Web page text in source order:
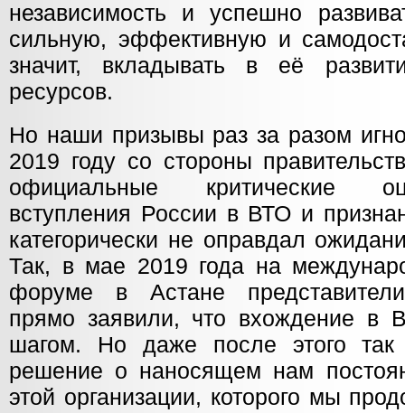
независимость и успешно
сильную, эффективную и
значит, вкладывать в её
ресурсов.
Но наши призывы раз за разом
2019 году со стороны
официальные критические
вступления России в ВТО и
категорически не оправдал
Так, в мае 2019 года на
форуме в Астане представители
прямо заявили, что вхождение в
шагом. Но даже после этого
решение о наносящем нам
этой организации, которого мы